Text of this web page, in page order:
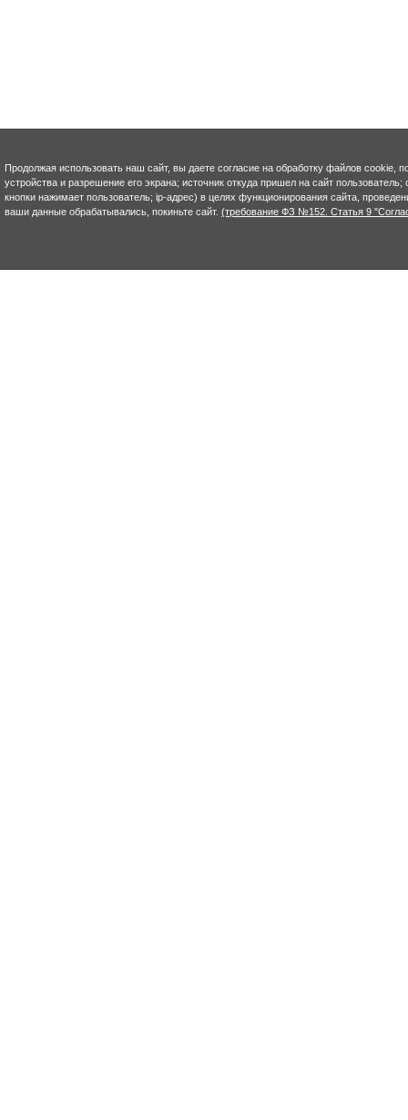
Продолжая использовать наш сайт, вы даете согласие на обработку файлов cookie,
устройства и разрешение его экрана; источник откуда пришел на сайт
кнопки нажимает пользователь; ip-адрес) в целях функционирования сайта,
ваши данные обрабатывались, покиньте сайт. (требование ФЗ №152. Статья 9